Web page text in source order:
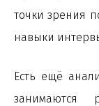
точки зрения
навыки
Есть ещё
занимаются